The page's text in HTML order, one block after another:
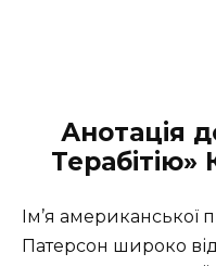
Анотація
Терабітію»
Ім’я американської
Патерсон широко